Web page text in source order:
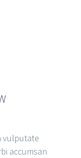
of the
vulputate
accumsan